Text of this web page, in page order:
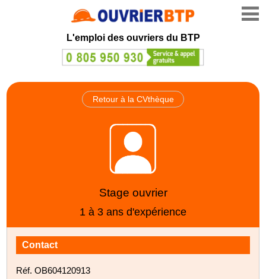
L'emploi des ouvriers du BTP
Retour à la CVthèque
Stage ouvrier
1 à 3 ans d'expérience
Contact
Réf. OB604120913